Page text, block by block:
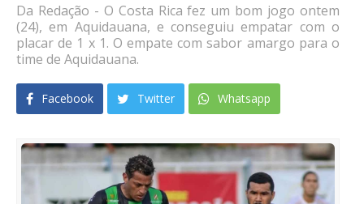
Da Redação - O Costa Rica fez um bom jogo ontem
(24), em Aquidauana, e conseguiu empatar com o
placar de 1 x 1. O empate com sabor amargo para o
time de Aquidauana.
Facebook Twitter Whatsapp